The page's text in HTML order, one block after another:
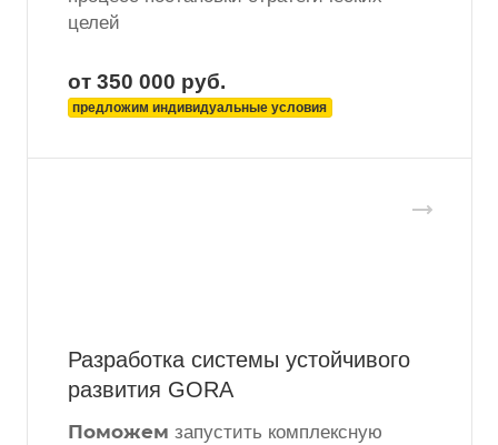
целей
от 350 000 руб.
предложим индивидуальные условия
Разработка системы устойчивого
развития GORA
Поможем запустить комплексную